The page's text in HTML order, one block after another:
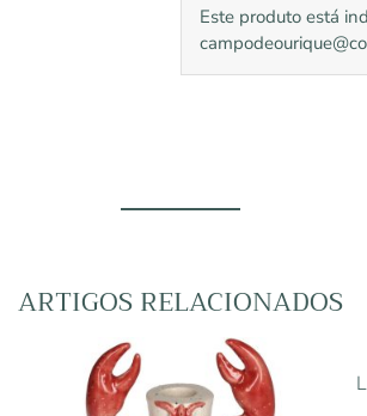
Este produto está
ARTIGOS RELACIONADOS